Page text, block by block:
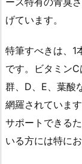
げています。
特筆すべきは、
です。ビタミン
群、D、E、葉酸
網羅されていま
サポートできる
いる方には特にお